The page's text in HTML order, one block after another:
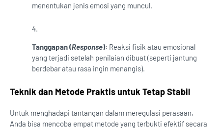
menentukan jenis emosi yang muncul.
Tanggapan (Response): Reaksi fisik atau emosional
yang terjadi setelah penilaian dibuat (seperti jantung
berdebar atau rasa ingin menangis).
Teknik dan Metode Praktis untuk Tetap Stabil
Untuk menghadapi tantangan dalam meregulasi perasaan,
Anda bisa mencoba empat metode yang terbukti efektif secara